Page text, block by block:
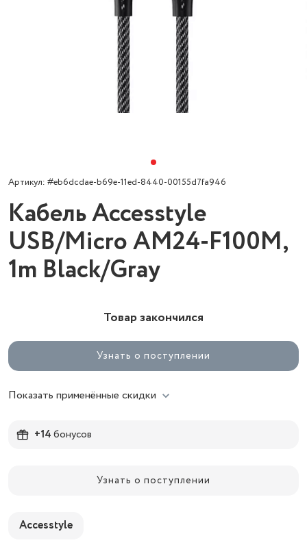
Артикул: #eb6dcdae-b69e-11ed-8440-00155d7fa946
Кабель Accesstyle
USB/Micro AM24-F100M,
1m Black/Gray
Товар закончился
Узнать о поступлении
Показать применённые скидки
+14бонусов
Узнать о поступлении
Accesstyle